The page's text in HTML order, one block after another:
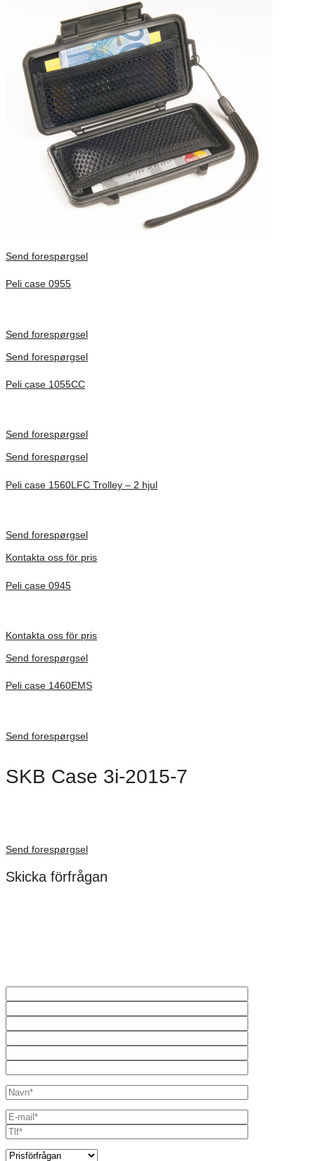
Send forespørgsel
Peli case 0955
Send forespørgsel
Send forespørgsel
Peli case 1055CC
Send forespørgsel
Send forespørgsel
Peli case 1560LFC Trolley – 2 hjul
Send forespørgsel
Kontakta oss för pris
Peli case 0945
Kontakta oss för pris
Send forespørgsel
Peli case 1460EMS
Send forespørgsel
SKB Case 3i-2015-7
Send forespørgsel
Skicka förfrågan